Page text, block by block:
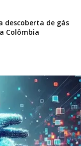
descoberta de gás
Colômbia